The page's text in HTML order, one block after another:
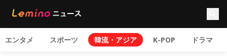
エンタメ スポーツ 韓流・アジア K-POP ドラマ